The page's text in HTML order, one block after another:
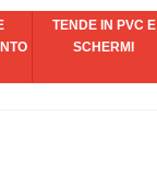
TENDE IN PVC E
SCHERMI